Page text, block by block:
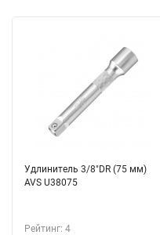
Удлинитель 3/8"DR (75 мм)
AVS U38075
Рейтинг: 4